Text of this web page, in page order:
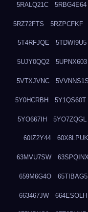
5RALQ21C 5RBG4E64
5RZ72FTS 5RZPCFKF
5T4RFJQE 5TDWI9U5
5UJY0QQ2 5UPNX603
5VTXJVNC 5VVNNS1S
5Y0HCRBH 5Y1QS60T
5YO667IH 5YO7ZQGL
60IZ2Y44 60X8LPUK
63MVU7SW 63SPQINX
659M6G4O 65TIBAG5
663467JW 664ESOLH